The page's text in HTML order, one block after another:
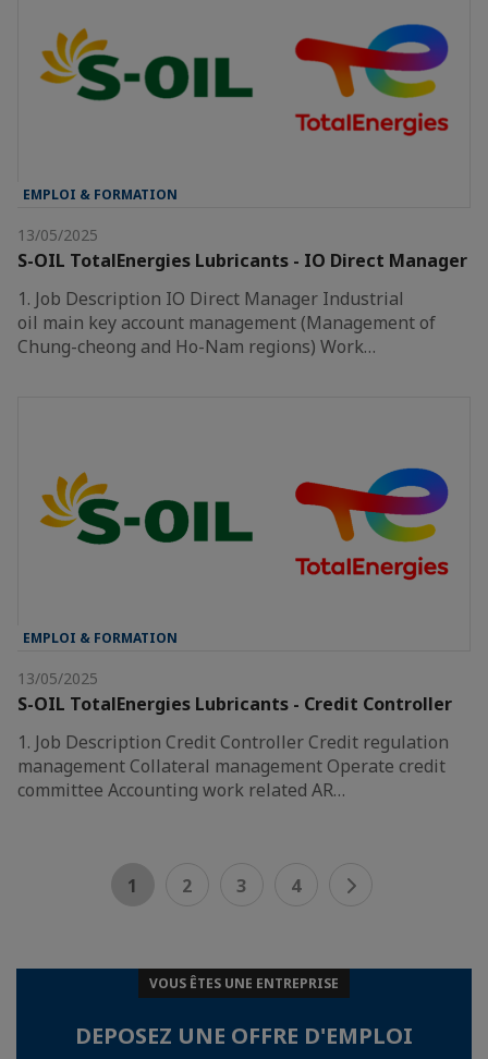
EMPLOI & FORMATION
13/05/2025
S-OIL TotalEnergies Lubricants - IO Direct Manager
1. Job Description IO Direct Manager Industrial
oil main key account management (Management of
Chung-cheong and Ho-Nam regions) Work…
EMPLOI & FORMATION
13/05/2025
S-OIL TotalEnergies Lubricants - Credit Controller
1. Job Description Credit Controller Credit regulation
management Collateral management Operate credit
committee Accounting work related AR…
1 2 3 4
VOUS ÊTES UNE ENTREPRISE
DEPOSEZ UNE OFFRE D'EMPLOI